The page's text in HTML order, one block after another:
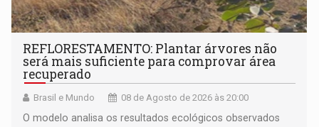
REFLORESTAMENTO: Plantar árvores não
será mais suficiente para comprovar área
recuperado
Brasil e Mundo 08 de Agosto de 2026 às 20:00
O modelo analisa os resultados ecológicos observados